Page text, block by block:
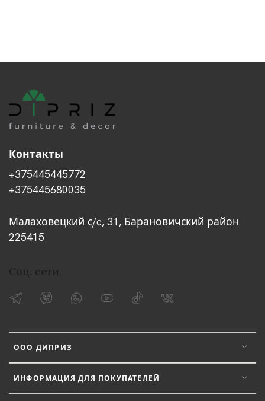
ООО ДИПРИЗ
ИНФОРМАЦИЯ ДЛЯ ПОКУПАТЕЛЕЙ
Контакты
+375445445772
+375445680035
Малаховецкий с/c, 31, Барановичский район
225415
Соц. сети